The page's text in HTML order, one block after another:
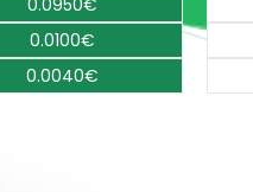
0.0950€
0.0100€
0.0040€